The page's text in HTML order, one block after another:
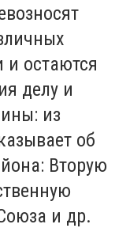
и остаются
делу и
из
об
Вторую
и др.